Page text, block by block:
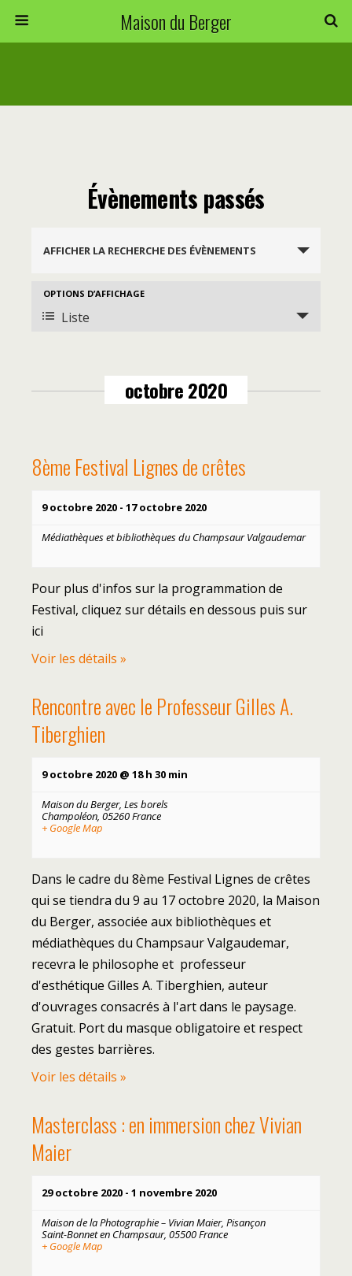
Maison du Berger
Évènements passés
Recherche
navigation
de
AFFICHER LA RECHERCHE DES ÉVÈNEMENTS
Navigation
de
OPTIONS D’AFFICHAGE
Liste
octobre 2020
8ème Festival Lignes de crêtes
9 octobre 2020 - 17 octobre 2020
Médiathèques et bibliothèques du Champsaur Valgaudemar
Pour plus d'infos sur la programmation de
Festival, cliquez sur détails en dessous puis sur
ici
Voir les détails »
Rencontre avec le Professeur Gilles A.
Tiberghien
9 octobre 2020 @ 18 h 30 min
Maison du Berger, Les borels
Champoléon, 05260France
+ Google Map
Dans le cadre du 8ème Festival Lignes de crêtes
qui se tiendra du 9 au 17 octobre 2020, la Maison
du Berger, associée aux bibliothèques et
médiathèques du Champsaur Valgaudemar,
recevra le philosophe et professeur
d'esthétique Gilles A. Tiberghien, auteur
d'ouvrages consacrés à l'art dans le paysage.
Gratuit. Port du masque obligatoire et respect
des gestes barrières.
Voir les détails »
Masterclass : en immersion chez Vivian
Maier
29 octobre 2020 - 1 novembre 2020
Maison de la Photographie – Vivian Maier, Pisançon
Saint-Bonnet en Champsaur, 05500France
+ Google Map